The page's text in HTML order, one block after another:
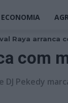
ECONOMIA
Raya arranca
com
DJ Pekedy